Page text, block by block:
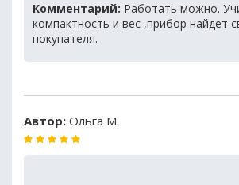
Комментарий: Работать можно.
компактность и вес ,прибор найдет
покупателя.
Автор: Ольга М.